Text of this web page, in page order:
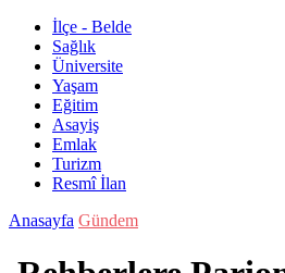
İlçe - Belde
Sağlık
Üniversite
Yaşam
Eğitim
Asayiş
Emlak
Turizm
Resmî İlan
Anasayfa Gündem